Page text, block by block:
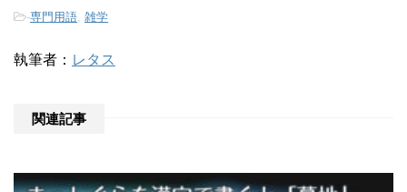
-専門用語 雑学
執筆者： レタス
関連記事